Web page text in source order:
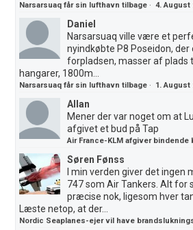
Narsarsuaq får sin lufthavn tilbage ·4. August
Daniel
Narsarsuaq ville være et
nyindkøbte P8 Poseidon,
forpladsen, masser af plads
hangarer, 1800m...
Narsarsuaq får sin lufthavn tilbage · 1. August
Allan
Mener der var noget om at
afgivet et bud på Tap
Air France-KLM afgiver bindende
Søren Fønss
I min verden giver det ingen
747 som Air Tankers. Alt for
præcise nok, ligesom hver
Læste netop, at der...
Nordic Seaplanes-ejer vil have